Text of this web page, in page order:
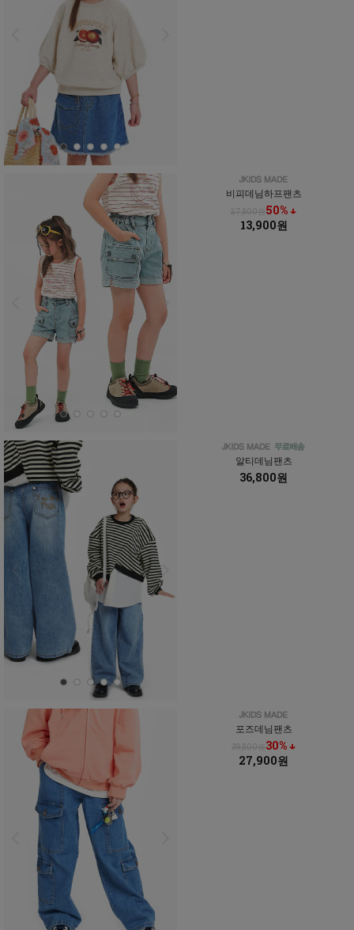
비피데님하프팬츠
27,800원50% ↓
13,900원
알티데님팬츠
36,800원
포즈데님팬츠
39,800원30% ↓
27,900원